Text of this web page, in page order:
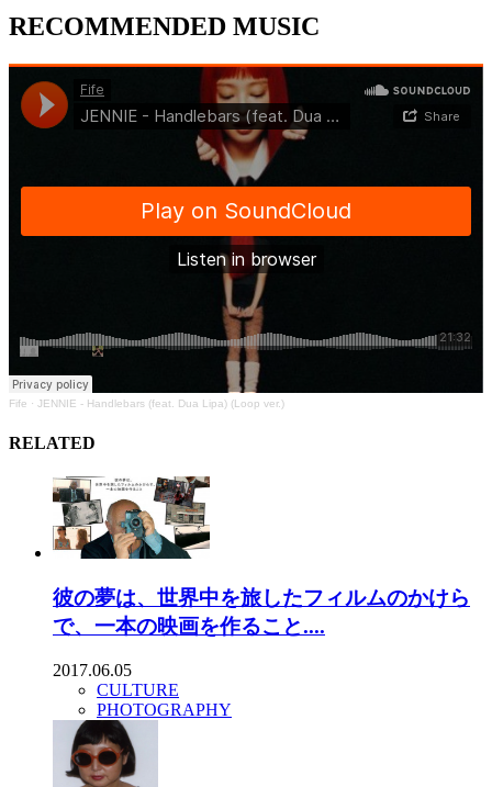
RECOMMENDED MUSIC
Fife · JENNIE - Handlebars (feat. Dua Lipa) (Loop ver.)
RELATED
彼の夢は、世界中を旅したフィルムのかけら
で、一本の映画を作ること....
2017.06.05
CULTURE
PHOTOGRAPHY